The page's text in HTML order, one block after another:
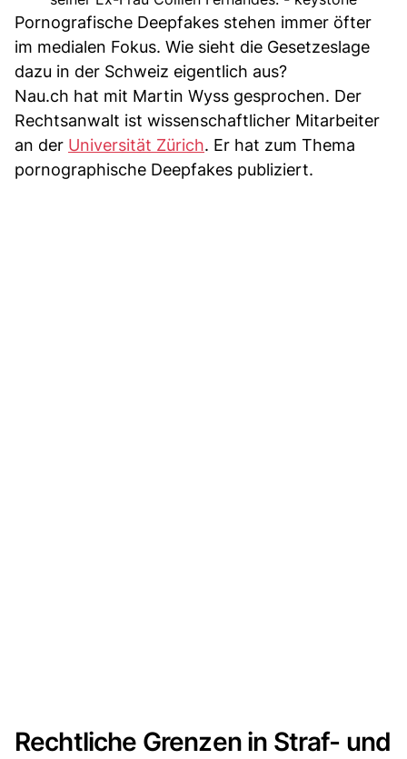
Pornografische Deepfakes stehen immer öfter
im medialen Fokus. Wie sieht die Gesetzeslage
dazu in der Schweiz eigentlich aus?
Nau.ch hat mit Martin Wyss gesprochen. Der
Rechtsanwalt ist wissenschaftlicher Mitarbeiter
an der Universität Zürich. Er hat zum Thema
pornographische Deepfakes publiziert.
Rechtliche Grenzen in Straf- und